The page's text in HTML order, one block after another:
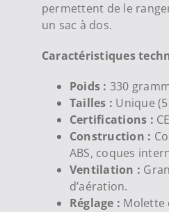
permettent de le
un sac à dos.
Caractéristiques
Poids : 330
Tailles : Unique
Certifications :
Construction :
ABS, coques
Ventilation :
d’aération.
Réglage : Molette